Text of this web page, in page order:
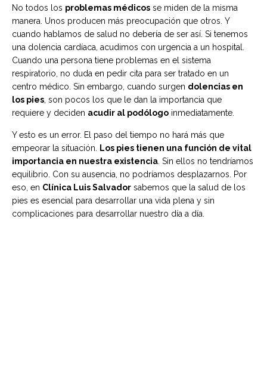
No todos los problemas médicos se miden de la misma
manera. Unos producen más preocupación que otros. Y
cuando hablamos de salud no debería de ser así. Si tenemos
una dolencia cardíaca, acudimos con urgencia a un hospital.
Cuando una persona tiene problemas en el sistema
respiratorio, no duda en pedir cita para ser tratado en un
centro médico. Sin embargo, cuando surgen dolencias en
los pies, son pocos los que le dan la importancia que
requiere y deciden acudir al podólogo inmediatamente.
Y esto es un error. El paso del tiempo no hará más que
empeorar la situación.
Los pies tienen una función de vital
importancia en nuestra existencia . Sin ellos no tendríamos
equilibrio. Con su ausencia, no podríamos desplazarnos. Por
eso, en Clínica Luis Salvador sabemos que la salud de los
pies es esencial para desarrollar una vida plena y sin
complicaciones para desarrollar nuestro día a día.